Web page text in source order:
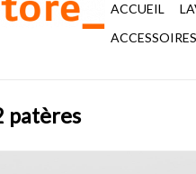
ACCUEIL
patères